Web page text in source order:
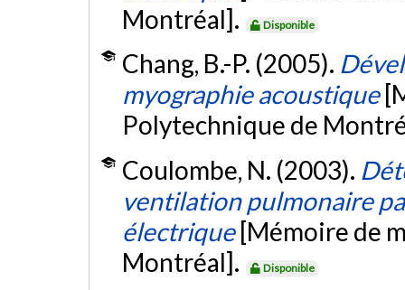
Montréal].
Disponible
Chang, B.-P. (2005).
myographie acoustique
Polytechnique de
Coulombe, N. (2003).
ventilation pulmonaire
électrique [Mémoire de
Montréal].
Disponible